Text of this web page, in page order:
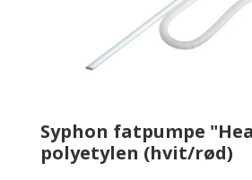
Syphon fatpumpe
polyetylen (hvit/rød)